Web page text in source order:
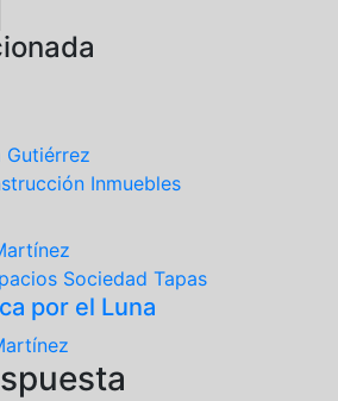
Gutiérrez
Inmuebles
Sociedad Tapas
por el Luna